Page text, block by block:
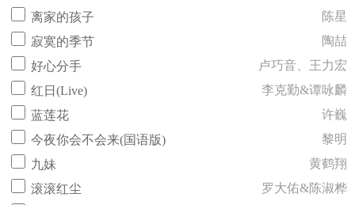
离家的孩子
陈星
寂寞的季节
陶喆
好心分手
卢巧音、王力宏
红日(Live)
李克勤&谭咏麟
蓝莲花
许巍
今夜你会不会来(国语版)
黎明
九妹
黄鹤翔
滚滚红尘
罗大佑&陈淑桦